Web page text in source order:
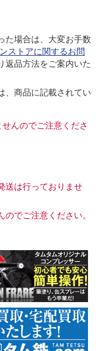
た場合は、大変お手数
ストアに関するお問
返品方法をご案内いた
、商品に記載されてい
んのでご注意くださ
送は行っておりませ
でご注意ください。